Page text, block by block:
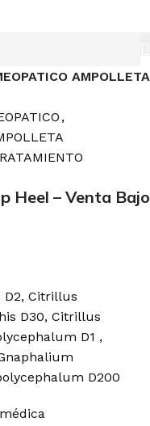
AMPOLLETA
,
Heel – Venta Bajo
Citrillus
D30, Citrillus
D1 ,
D200